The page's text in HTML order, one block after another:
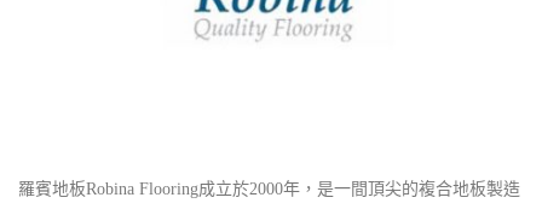
羅賓地板Robina Flooring成立於2000年，是一間頂尖的複合地板製造